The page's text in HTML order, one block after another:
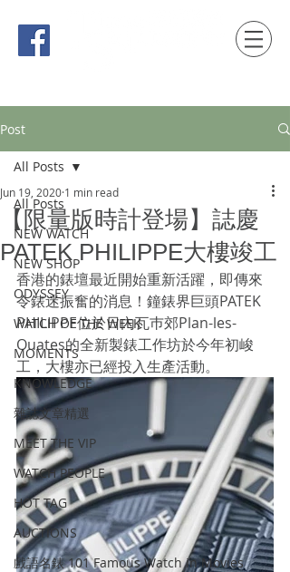
Post
All Posts
NEW WATCH
NEW SHOP
ODYSSEY
WATCH OF THE WEEK
MOMENTS
KNOWLEDGE
雜誌文章精選
MEET THE VIP
WATCH PEOPLE
HOT TAG
AUCTIONS
戲語名錶 101 Famous Watch in Movies
All Posts
【限量版時計登場】誌慶
PATEK PHILIPPE大樓竣工
Jun 19, 2020 1 min read
香港的錶壇最近開始重新活躍，即傳來
令錶迷振奮的消息！鐘錶界巨頭PATEK
PHILIPPE位於日內瓦巿郊Plan-les-
Ouates的全新製錶工作坊於今年初峻
工，大樓亦已經投入生產活動。